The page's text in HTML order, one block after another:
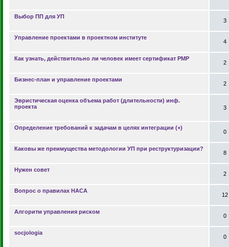
Выбор ПП для УП
3
Управление проектами в проектном институте
4
Как узнать, действительно ли человек имеет сертификат PMP
2
Бизнес-план и управление проектами
2
Эвристическая оценка объема работ (длительности) инф.
проекта
3
Определение требований к задачам в целях интеграции (+)
0
Каковы же преимущества методологии УП при реструктуризации?
8
Нужен совет
2
Вопрос о правилах НАСА
12
Алгоритм управления риском
0
socjologia
0